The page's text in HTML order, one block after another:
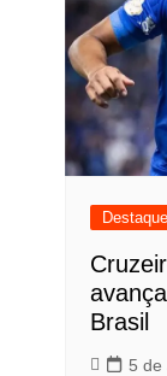
Destaque
Brasil
5 de